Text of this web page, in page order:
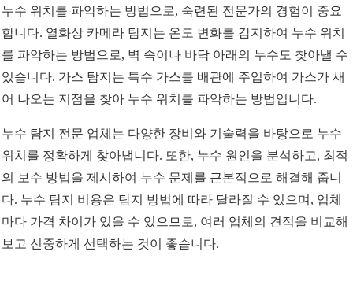
누수 위치를 파악하는 방법으로, 숙련된 전문가의 경험이 중요
합니다. 열화상 카메라 탐지는 온도 변화를 감지하여 누수 위치
를 파악하는 방법으로, 벽 속이나 바닥 아래의 누수도 찾아낼 수
있습니다. 가스 탐지는 특수 가스를 배관에 주입하여 가스가 새
어 나오는 지점을 찾아 누수 위치를 파악하는 방법입니다.
누수 탐지 전문 업체는 다양한 장비와 기술력을 바탕으로 누수
위치를 정확하게 찾아냅니다. 또한, 누수 원인을 분석하고, 최적
의 보수 방법을 제시하여 누수 문제를 근본적으로 해결해 줍니
다. 누수 탐지 비용은 탐지 방법에 따라 달라질 수 있으며, 업체
마다 가격 차이가 있을 수 있으므로, 여러 업체의 견적을 비교해
보고 신중하게 선택하는 것이 좋습니다.